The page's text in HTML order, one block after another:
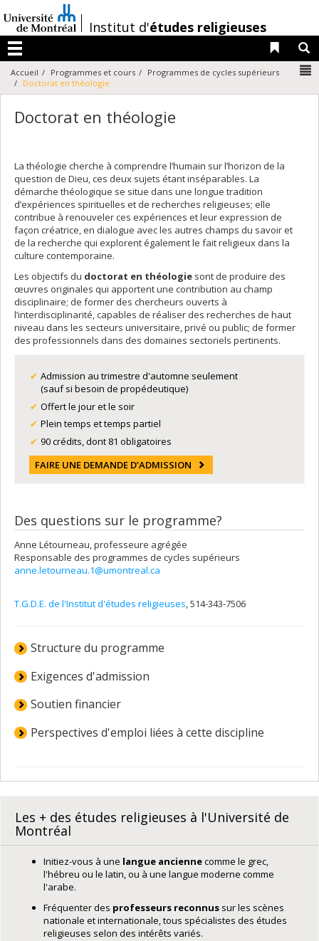
au
contenu
/Institut d'études religieuses
Menu
Liens
Accueil Programmes et cours
Programmes de cycles supérieurs
Doctorat en théologie
Doctorat en théologie
La théologie cherche à comprendre l’humain sur l’horizon de la
question de Dieu, ces deux sujets étant inséparables. La
démarche théologique se situe dans une longue tradition
d’expériences spirituelles et de recherches religieuses; elle
contribue à renouveler ces expériences et leur expression de
façon créatrice, en dialogue avec les autres champs du savoir et
de la recherche qui explorent également le fait religieux dans la
culture contemporaine.
Les objectifs du doctorat en théologie sont de produire des
œuvres originales qui apportent une contribution au champ
disciplinaire; de former des chercheurs ouverts à
l’interdisciplinarité, capables de réaliser des recherches de haut
niveau dans les secteurs universitaire, privé ou public; de former
des professionnels dans des domaines sectoriels pertinents.
Admission au trimestre d'automne seulement
(sauf si besoin de propédeutique)
Offert le jour et le soir
Plein temps et temps partiel
90 crédits, dont 81 obligatoires
FAIRE UNE DEMANDE D’ADMISSION
Des questions sur le programme?
Anne Létourneau, professeure agrégée
Responsable des programmes de cycles supérieurs
anne.letourneau.1@umontreal.ca
T.G.D.E. de l'Institut d'études religieuses, 514-343-7506
Structure du programme
Exigences d'admission
Soutien financier
Perspectives d'emploi liées à cette discipline
Les + des études religieuses à l'Université de
Montréal
Initiez-vous à une langue anciennecomme le grec,
l'hébreu ou le latin, ou à une langue moderne comme
l'arabe.
Fréquenter des professeurs reconnus sur les scènes
nationale et internationale, tous spécialistes des études
religieuses selon des intérêts variés.